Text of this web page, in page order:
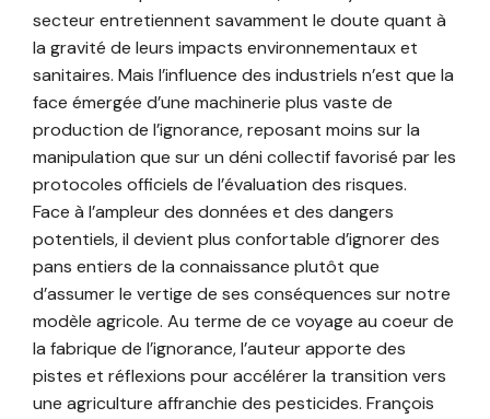
secteur entretiennent savamment le doute quant à
la gravité de leurs impacts environnementaux et
sanitaires. Mais l’influence des industriels n’est que la
face émergée d’une machinerie plus vaste de
production de l’ignorance, reposant moins sur la
manipulation que sur un déni collectif favorisé par les
protocoles officiels de l’évaluation des risques.
Face à l’ampleur des données et des dangers
potentiels, il devient plus confortable d’ignorer des
pans entiers de la connaissance plutôt que
d’assumer le vertige de ses conséquences sur notre
modèle agricole. Au terme de ce voyage au coeur de
la fabrique de l’ignorance, l’auteur apporte des
pistes et réflexions pour accélérer la transition vers
une agriculture affranchie des pesticides. François